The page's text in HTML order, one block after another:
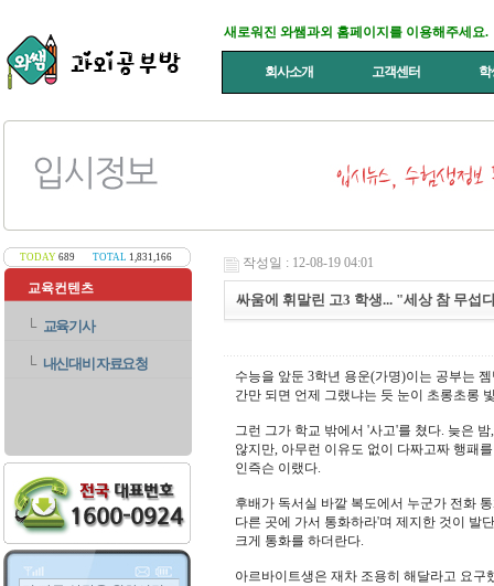
새로워진 와쌤과외 홈페이지를 이용해주세요.
회사소개 고객센터
작성일 : 12-08-19 04:01
싸움에 휘말린 고3 학생... "세상 참 무섭
수능을 앞둔 3학년 용운(가명)이는 공부는
간만 되면 언제 그랬냐는 듯 눈이 초롱초롱
그런 그가 학교 밖에서 '사고'를 쳤다. 늦은
않지만, 아무런 이유도 없이 다짜고짜 행패
인즉슨 이랬다.
후배가 독서실 바깥 복도에서 누군가 전화
다른 곳에 가서 통화하라'며 제지한 것이 발
크게 통화를 하더란다.
아르바이트생은 재차 조용히 해달라고 요
TODAY 689 TOTAL 1,831,166
교육컨텐츠
└ 교육기사
└ 내신대비 자료요청